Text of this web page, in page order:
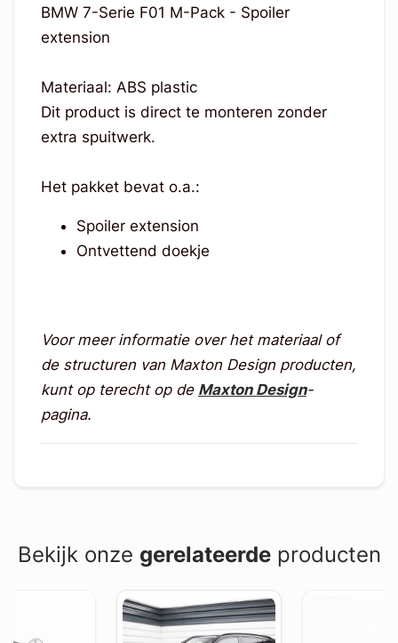
BMW 7-Serie F01 M-Pack - Spoiler
extension
Materiaal: ABS plastic
Dit product is direct te monteren zonder
extra spuitwerk.
Het pakket bevat o.a.:
Spoiler extension
Ontvettend doekje
Voor meer informatie over het materiaal of
de structuren van Maxton Design producten,
kunt op terecht op de Maxton Design-
pagina.
Bekijk onze gerelateerdeproducten